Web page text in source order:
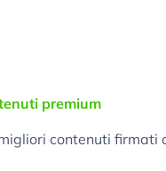
premium
contenuti firmati